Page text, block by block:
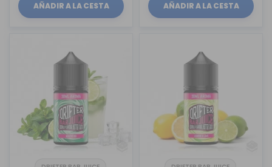
AÑADIR A LA CESTA AÑADIR A LA CESTA